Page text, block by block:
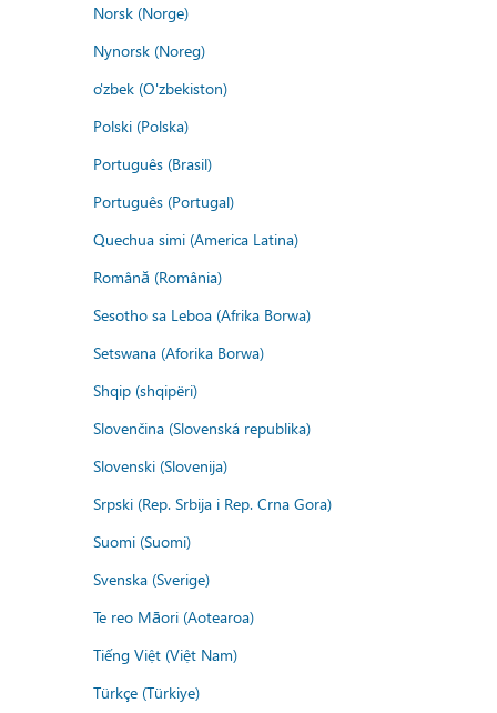
Norsk (Norge)
Nynorsk (Noreg)
o'zbek (O'zbekiston)
Polski (Polska)
Português (Brasil)
Português (Portugal)
Quechua simi (America Latina)
Română (România)
Sesotho sa Leboa (Afrika Borwa)
Setswana (Aforika Borwa)
Shqip (shqipëri)
Slovenčina (Slovenská republika)
Slovenski (Slovenija)
Srpski (Rep. Srbija i Rep. Crna Gora)
Suomi (Suomi)
Svenska (Sverige)
Te reo Māori (Aotearoa)
Tiếng Việt (Việt Nam)
Türkçe (Türkiye)